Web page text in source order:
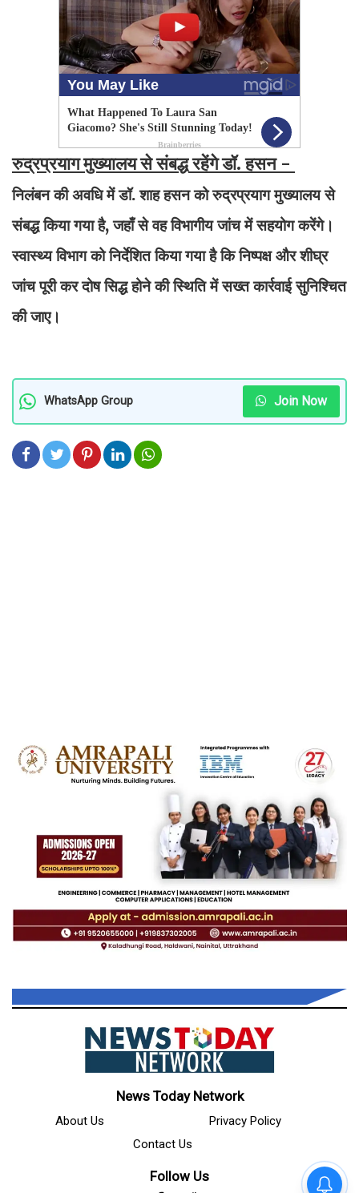
रुद्रप्रयाग मुख्यालय से संबद्ध रहेंगे डॉ. हसन -
निलंबन की अवधि में डॉ. शाह हसन को रुद्रप्रयाग मुख्यालय से
संबद्ध किया गया है, जहाँ से वह विभागीय जांच में सहयोग करेंगे।
स्वास्थ्य विभाग को निर्देशित किया गया है कि निष्पक्ष और शीघ्र
जांच पूरी कर दोष सिद्ध होने की स्थिति में सख्त कार्रवाई सुनिश्चित
की जाए।
WhatsApp Group Join Now
News Today Network
About Us
Privacy Policy
Contact Us
Follow Us